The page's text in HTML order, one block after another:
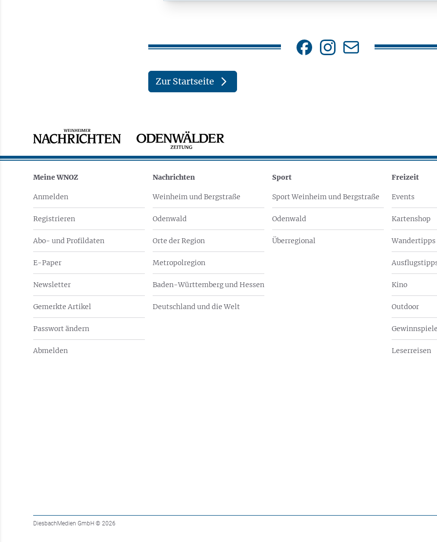
Zur Startseite
Meine WNOZ
Anmelden
Registrieren
Abo- und Profildaten
E-Paper
Newsletter
Gemerkte Artikel
Passwort ändern
Abmelden
Nachrichten
Weinheim und Bergstraße
Odenwald
Orte der Region
Metropolregion
Baden-Württemberg und Hessen
Deutschland und die Welt
Sport
Sport Weinheim und Bergstraße
Odenwald
Überregional
Freizeit
Events
Kartenshop
Wandertipps
Kino
Outdoor
Gewinnspiele
Leserreisen
DiesbachMedien GmbH © 2026